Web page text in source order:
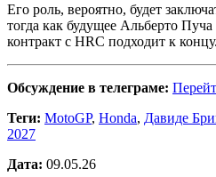
Его роль, вероятно, будет
тогда как будущее Альберто
контракт с HRC подходит к концу.
Обсуждение в телеграме:
Теги: MotoGP, Honda, Давиде
2027
Дата: 09.05.26